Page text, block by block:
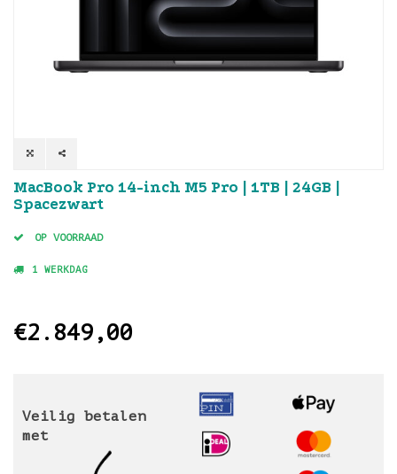
MacBook Pro 14-inch M5 Pro | 1TB | 24GB |
Spacezwart
OP VOORRAAD
1 WERKDAG
€2.849,00
Veilig betalen
met